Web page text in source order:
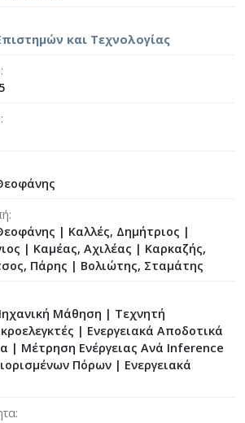
και Τεχνολογίας
| Καλλές, Δημήτριος |
| Καμέας, Αχιλέας | Καρκαζής,
Πάρης | Βολιώτης, Σταμάτης
Μάθηση | Τεχνητή
| Ενεργειακά Αποδοτικά
| Μέτρηση Ενέργειας Ανά Inference
Πόρων | Ενεργειακά